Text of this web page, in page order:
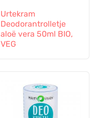
Urtekram
Deodorantrolletje
aloë vera 50ml BIO,
VEG